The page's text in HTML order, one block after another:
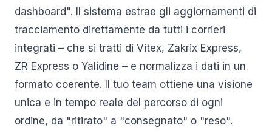
dashboard". Il sistema estrae gli aggiornamenti di
tracciamento direttamente da tutti i corrieri
integrati – che si tratti di Vitex, Zakrix Express,
ZR Express o Yalidine – e normalizza i dati in un
formato coerente. Il tuo team ottiene una visione
unica e in tempo reale del percorso di ogni
ordine, da "ritirato" a "consegnato" o "reso".